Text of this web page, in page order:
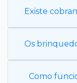
Existe
Os
Como